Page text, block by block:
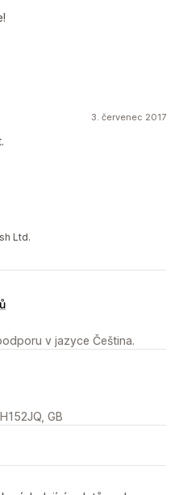
3. červenec 2017
Ltd.
v jazyce Čeština.
GB